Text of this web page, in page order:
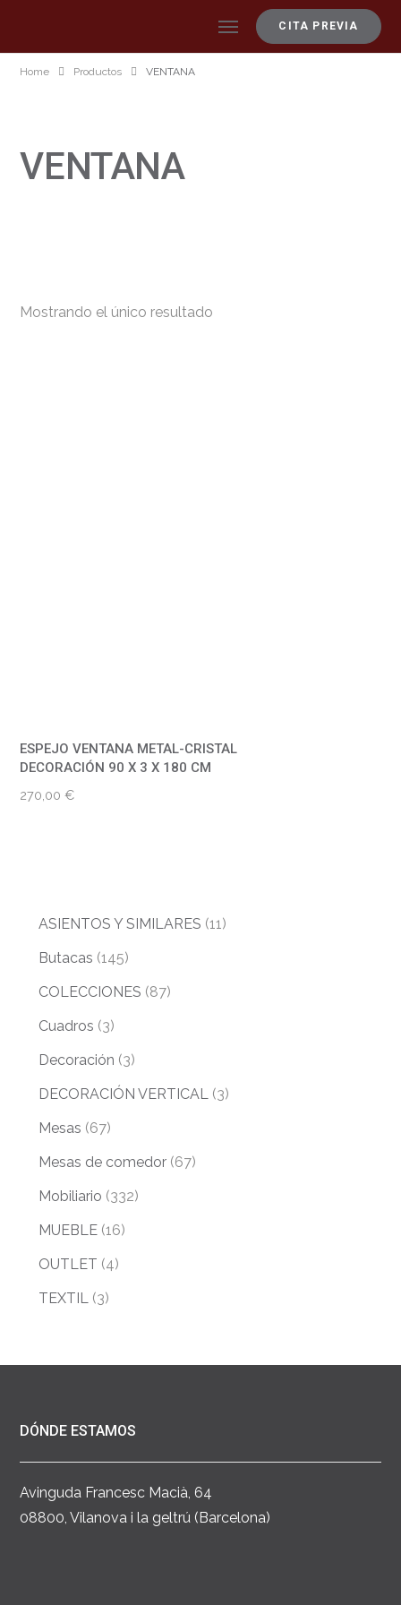
CITA PREVIA
Home Productos VENTANA
VENTANA
Mostrando el único resultado
ESPEJO VENTANA METAL-CRISTAL
DECORACIÓN 90 X 3 X 180 CM
270,00€
ASIENTOS Y SIMILARES (11)
Butacas (145)
COLECCIONES (87)
Cuadros (3)
Decoración (3)
DECORACIÓN VERTICAL (3)
Mesas (67)
Mesas de comedor (67)
Mobiliario (332)
MUEBLE (16)
OUTLET (4)
TEXTIL (3)
DÓNDE ESTAMOS
Avinguda Francesc Macià, 64
08800, Vilanova i la geltrú (Barcelona)